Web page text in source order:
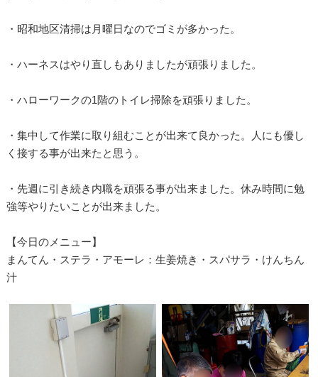
・昭和地区清掃は月曜日なのでゴミが多かった。
・ハーネスはやり直しもありましたが頑張りました。
・ハローワークの1階のトイレ掃除を頑張りました。
・集中して作業に取り組むことが出来て良かった。人にも優し
く接する事が出来たと思う。
・先週に引き続き内職を頑張る事が出来ました。休み時間に勉
強等やりたいことが出来ました。
【今日のメニュー】
まんてん・ステラ・アモーレ：生姜焼き・スパサラ・けんちん
汁